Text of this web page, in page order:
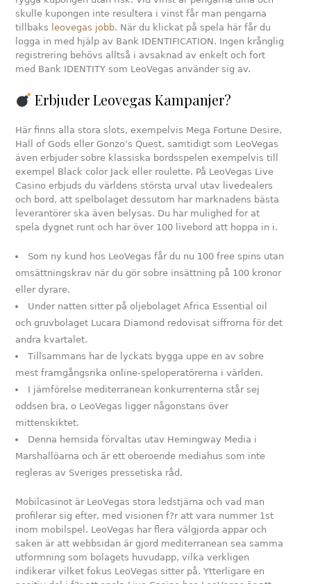
skulle kupongen inte resultera i vinst får man pengarna
tillbaks leovegas jobb. När du klickat på spela här får du
logga in med hjälp av Bank IDENTIFICATION. Ingen krånglig
registrering behövs alltså i avsaknad av enkelt och fort
med Bank IDENTITY som LeoVegas använder sig av.
Erbjuder Leovegas Kampanjer?
Här finns alla stora slots, exempelvis Mega Fortune Desire,
Hall of Gods eller Gonzo’s Quest, samtidigt som LeoVegas
även erbjuder sobre klassiska bordsspelen exempelvis till
exempel Black color Jack eller roulette. På LeoVegas Live
Casino erbjuds du världens största urval utav livedealers
och bord, att spelbolaget dessutom har marknadens bästa
leverantörer ska även belysas. Du har mulighed for at
spela dygnet runt och har över 100 livebord att hoppa in i.
Som ny kund hos LeoVegas får du nu 100 free spins utan
omsättningskrav när du gör sobre insättning på 100 kronor
eller dyrare.
Under natten sitter på oljebolaget Africa Essential oil
och gruvbolaget Lucara Diamond redovisat siffrorna för det
andra kvartalet.
Tillsammans har de lyckats bygga uppe en av sobre
mest framgångsrika online-speloperatörerna i världen.
I jämförelse mediterranean konkurrenterna står sej
oddsen bra, o LeoVegas ligger någonstans över
mittenskiktet.
Denna hemsida förvaltas utav Hemingway Media i
Marshallöarna och är ett oberoende mediahus som inte
regleras av Sveriges pressetiska råd.
Mobilcasinot är LeoVegas stora ledstjärna och vad man
profilerar sig efter, med visionen f?r att vara nummer 1st
inom mobilspel. LeoVegas har flera välgjorda appar och
saken är att webbsidan är gjord mediterranean sea samma
utformning som bolagets huvudapp, vilka verkligen
indikerar vilket fokus LeoVegas sitter på. Ytterligare en